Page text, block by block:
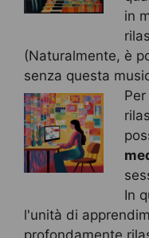
in
(Naturalmente, è
senza questa
In
l'unità di